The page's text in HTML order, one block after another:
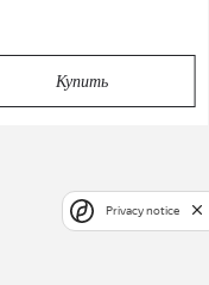
Купить
Privacy notice